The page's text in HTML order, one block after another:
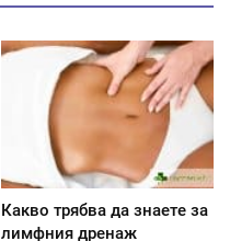
Какво трябва да знаете за
лимфния дренаж